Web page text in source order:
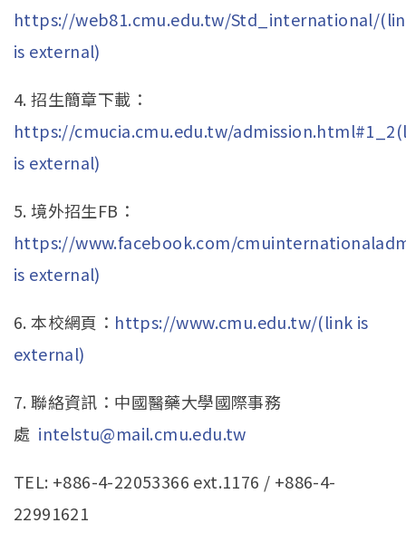
https://web81.cmu.edu.tw/Std_international/
is external)
4. 招生簡章下載：
https://cmucia.cmu.edu.tw/
is external)
5. 境外招生FB：
https://www.facebook.com/
is external)
6. 本校網頁： https://www.cmu.edu.tw/(link is
external)
7. 聯絡資訊：中國醫藥大學國際事務
處 intelstu@mail.cmu.edu.tw
TEL: +886-4-22053366 ext.1176 / +886-4-
22991621